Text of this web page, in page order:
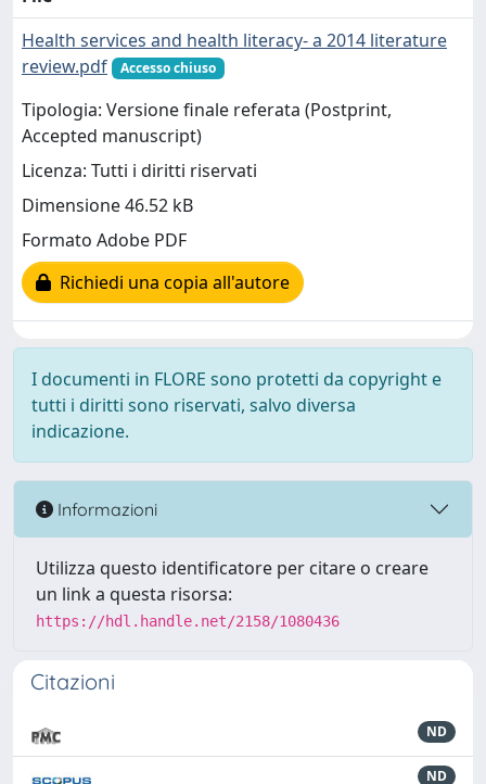
Health services and health literacy- a 2014 literature
review.pdf
Accesso chiuso
Tipologia: Versione finale referata (Postprint,
Accepted manuscript)
Licenza: Tutti i diritti riservati
Dimensione 46.52 kB
Formato Adobe PDF
Richiedi una copia all'autore
I documenti in FLORE sono protetti da copyright e
tutti i diritti sono riservati, salvo diversa
indicazione.
Informazioni
Utilizza questo identificatore per citare o creare
un link a questa risorsa:
https://hdl.handle.net/2158/1080436
Citazioni
ND
ND